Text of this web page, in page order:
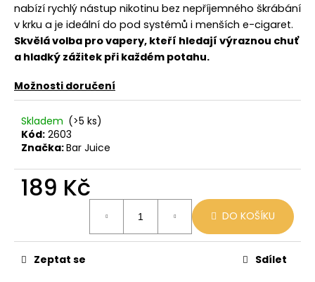
nabízí rychlý nástup nikotinu bez nepříjemného škrábání
v krku a je ideální do pod systémů i menších e-cigaret.
Skvělá volba pro vapery, kteří hledají výraznou chuť
a hladký zážitek při každém potahu.
Možnosti doručení
Skladem (>5 ks)
Kód: 2603
Značka:Bar Juice
189 Kč
DO KOŠÍKU
Zeptat se Sdílet
D
o
p
r
u
č
u
m
BABOON